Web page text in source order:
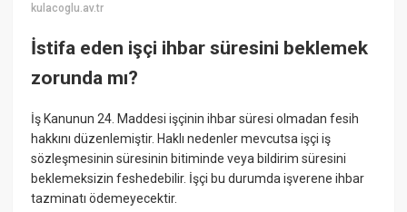
kulacoglu.av.tr
İstifa eden işçi ihbar süresini beklemek
zorunda mı?
İş Kanunun 24. Maddesi işçinin ihbar süresi olmadan fesih
hakkını düzenlemiştir. Haklı nedenler mevcutsa işçi iş
sözleşmesinin süresinin bitiminde veya bildirim süresini
beklemeksizin feshedebilir. İşçi bu durumda işverene ihbar
tazminatı ödemeyecektir.